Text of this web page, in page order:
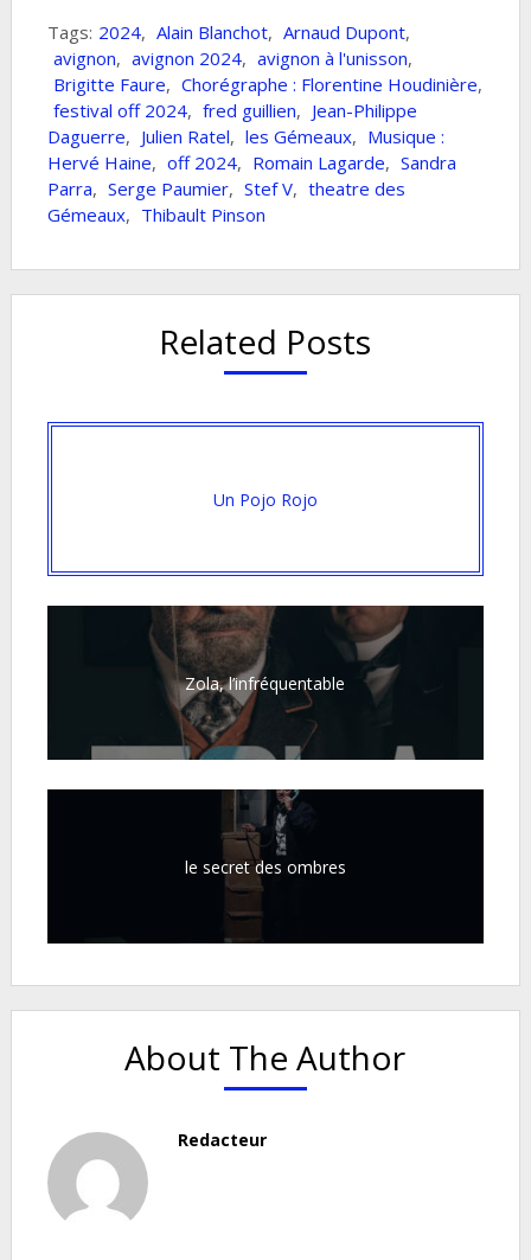
Tags: 2024, Alain Blanchot, Arnaud Dupont,
avignon, avignon 2024, avignon à l'unisson,
Brigitte Faure, Chorégraphe : Florentine Houdinière,
festival off 2024, fred guillien, Jean-Philippe
Daguerre, Julien Ratel, les Gémeaux, Musique :
Hervé Haine, off 2024, Romain Lagarde, Sandra
Parra, Serge Paumier, Stef V, theatre des
Gémeaux, Thibault Pinson
Related Posts
Un Pojo Rojo
Zola, l’infréquentable
le secret des ombres
About The Author
Redacteur